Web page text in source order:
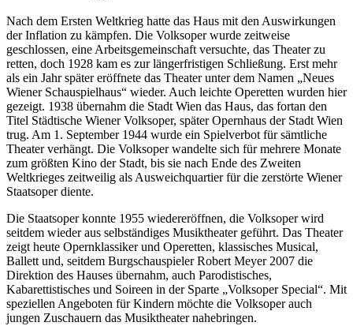
Nach dem Ersten Weltkrieg hatte das Haus mit den Auswirkungen
der Inflation zu kämpfen. Die Volksoper wurde zeitweise
geschlossen, eine Arbeitsgemeinschaft versuchte, das Theater zu
retten, doch 1928 kam es zur längerfristigen Schließung. Erst mehr
als ein Jahr später eröffnete das Theater unter dem Namen „Neues
Wiener Schauspielhaus“ wieder. Auch leichte Operetten wurden hier
gezeigt. 1938 übernahm die Stadt Wien das Haus, das fortan den
Titel Städtische Wiener Volksoper, später Opernhaus der Stadt Wien
trug. Am 1. September 1944 wurde ein Spielverbot für sämtliche
Theater verhängt. Die Volksoper wandelte sich für mehrere Monate
zum größten Kino der Stadt, bis sie nach Ende des Zweiten
Weltkrieges zeitweilig als Ausweichquartier für die zerstörte Wiener
Staatsoper diente.
Die Staatsoper konnte 1955 wiedereröffnen, die Volksoper wird
seitdem wieder aus selbständiges Musiktheater geführt. Das Theater
zeigt heute Opernklassiker und Operetten, klassisches Musical,
Ballett und, seitdem Burgschauspieler Robert Meyer 2007 die
Direktion des Hauses übernahm, auch Parodistisches,
Kabarettistisches und Soireen in der Sparte „Volksoper Special“. Mit
speziellen Angeboten für Kindern möchte die Volksoper auch
jungen Zuschauern das Musiktheater nahebringen.